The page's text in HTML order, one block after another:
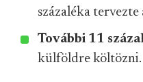
százaléka
További 11
külföldre költözni.